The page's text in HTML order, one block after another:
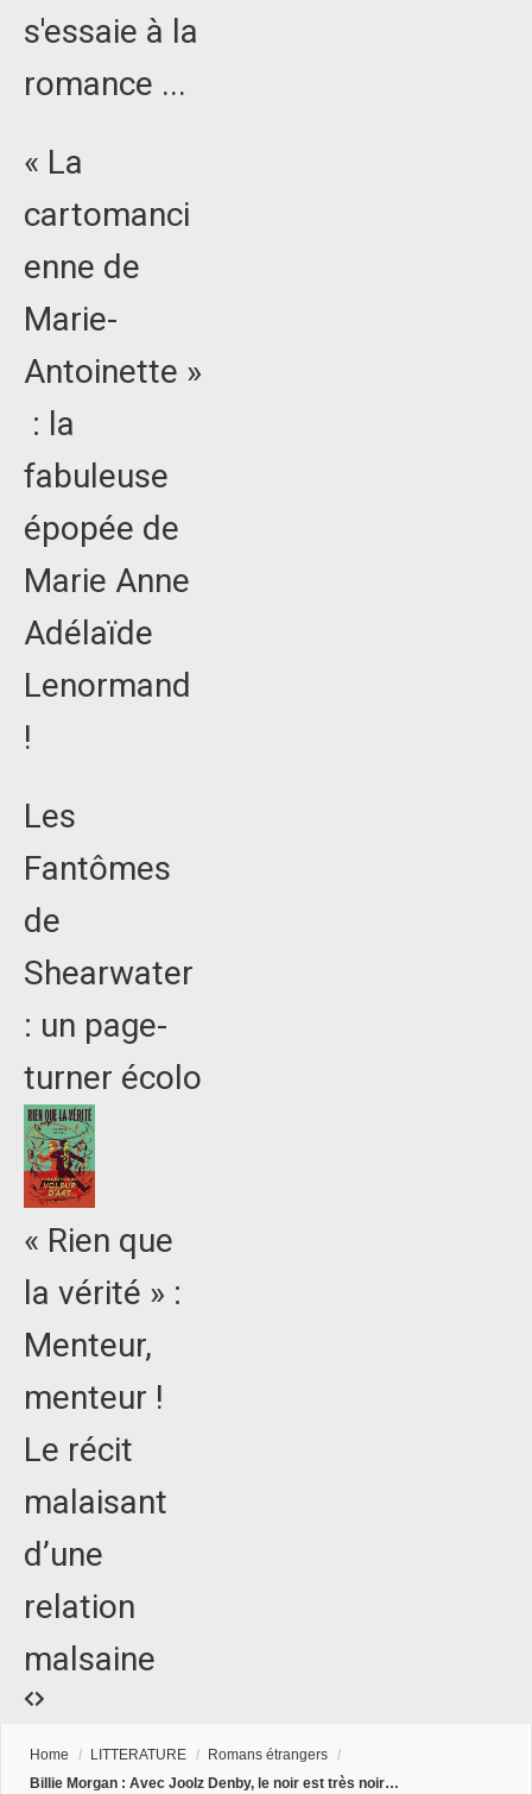
s'essaie à la
romance ...
« La
cartomanci
enne de
Marie-
Antoinette »
: la
fabuleuse
épopée de
Marie Anne
Adélaïde
Lenormand
!
Les
Fantômes
de
Shearwater
: un page-
turner écolo
« Rien que
la vérité » :
Menteur,
menteur !
Le récit
malaisant
d’une
relation
malsaine
Home / LITTERATURE / Romans étrangers /
Billie Morgan : Avec Joolz Denby, le noir est très noir…